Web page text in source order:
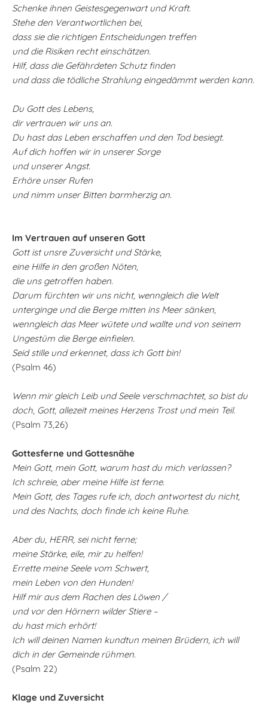
Schenke ihnen Geistesgegenwart und Kraft.
Stehe den Verantwortlichen bei,
dass sie die richtigen Entscheidungen treffen
und die Risiken recht einschätzen.
Hilf, dass die Gefährdeten Schutz finden
und dass die tödliche Strahlung eingedämmt werden kann.
Du Gott des Lebens,
dir vertrauen wir uns an.
Du hast das Leben erschaffen und den Tod besiegt.
Auf dich hoffen wir in unserer Sorge
und unserer Angst.
Erhöre unser Rufen
und nimm unser Bitten barmherzig an.
Im Vertrauen auf unseren Gott
Gott ist unsre Zuversicht und Stärke,
eine Hilfe in den großen Nöten,
die uns getroffen haben.
Darum fürchten wir uns nicht, wenngleich die Welt
unterginge und die Berge mitten ins Meer sänken,
wenngleich das Meer wütete und wallte und von seinem
Ungestüm die Berge einfielen.
Seid stille und erkennet, dass ich Gott bin!
(Psalm 46)
Wenn mir gleich Leib und Seele verschmachtet, so bist du
doch, Gott, allezeit meines Herzens Trost und mein Teil.
(Psalm 73,26)
Gottesferne und Gottesnähe
Mein Gott, mein Gott, warum hast du mich verlassen?
Ich schreie, aber meine Hilfe ist ferne.
Mein Gott, des Tages rufe ich, doch antwortest du nicht,
und des Nachts, doch finde ich keine Ruhe.
Aber du, HERR, sei nicht ferne;
meine Stärke, eile, mir zu helfen!
Errette meine Seele vom Schwert,
mein Leben von den Hunden!
Hilf mir aus dem Rachen des Löwen /
und vor den Hörnern wilder Stiere –
du hast mich erhört!
Ich will deinen Namen kundtun meinen Brüdern, ich will
dich in der Gemeinde rühmen.
(Psalm 22)
Klage und Zuversicht